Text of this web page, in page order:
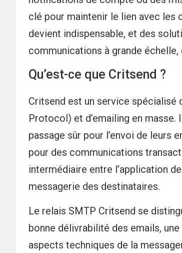
clé pour maintenir le lien avec les
devient indispensable, et des
communications à grande
Qu’est-ce que Critsend ?
Critsend est un service spécialisé
Protocol) et d’emailing en
passage sûr pour l’envoi de leurs
pour des communications
intermédiaire entre l’application
messagerie des destinataires.
Le relais SMTP Critsend se
bonne délivrabilité des emails,
aspects techniques de la